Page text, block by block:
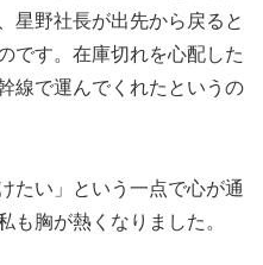
星野社長が出先から戻ると
です。在庫切れを心配した
線で運んでくれたというの
たい」という一点で心が通
も胸が熱くなりました。